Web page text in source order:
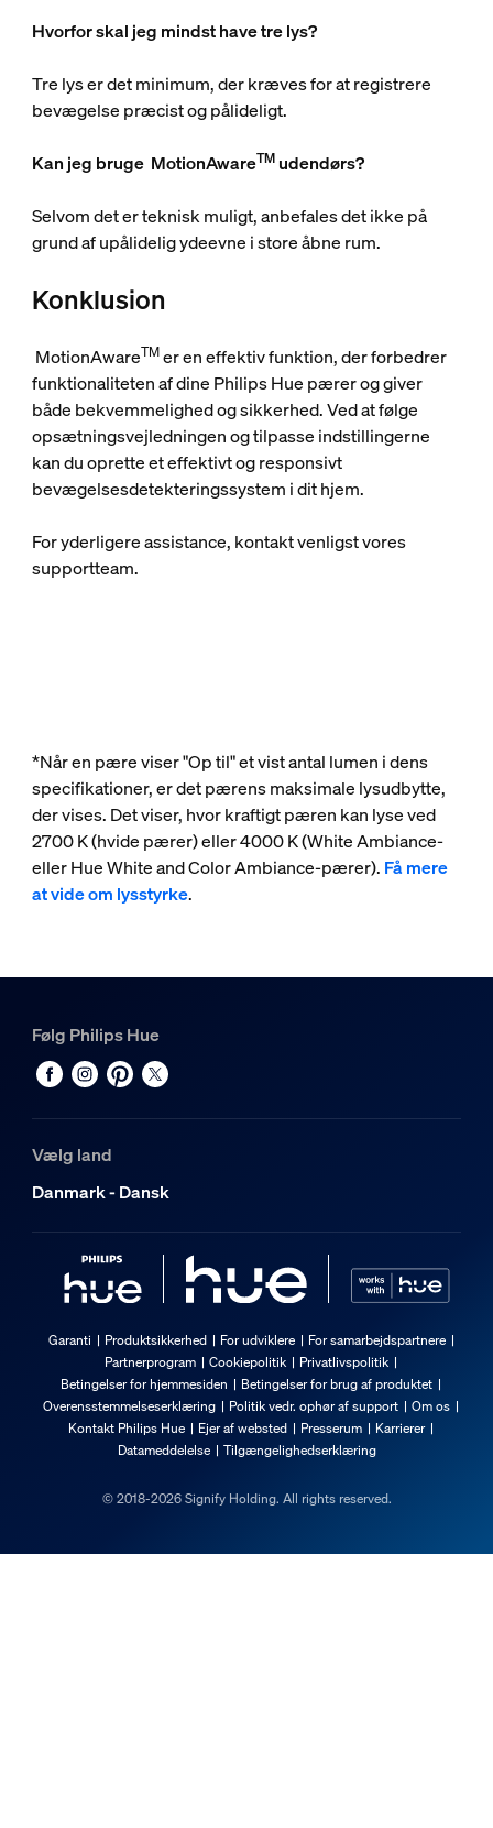
Hvorfor skal jeg mindst have tre lys?
Tre lys er det minimum, der kræves for at registrere
bevægelse præcist og pålideligt.
Kan jeg bruge MotionAwareTMudendørs?
Selvom det er teknisk muligt, anbefales det ikke på
grund af upålidelig ydeevne i store åbne rum.
Konklusion
MotionAwareTMer en effektiv funktion, der forbedrer
funktionaliteten af dine Philips Hue pærer og giver
både bekvemmelighed og sikkerhed. Ved at følge
opsætningsvejledningen og tilpasse indstillingerne
kan du oprette et effektivt og responsivt
bevægelsesdetekteringssystem i dit hjem.
For yderligere assistance, kontakt venligst vores
supportteam.
*Når en pære viser "Op til" et vist antal lumen i dens
specifikationer, er det pærens maksimale lysudbytte,
der vises. Det viser, hvor kraftigt pæren kan lyse ved
2700 K (hvide pærer) eller 4000 K (White Ambiance-
eller Hue White and Color Ambiance-pærer). Få mere
at vide om lysstyrke.
Følg Philips Hue
Vælg land
Danmark - Dansk
Garanti Produktsikkerhed For udviklere
For samarbejdspartnere
Partnerprogram
Cookiepolitik
Privatlivspolitik
Betingelser for hjemmesiden
Betingelser for brug af produktet
Overensstemmelseserklæring
Politik vedr. ophør af support
Om os
Kontakt Philips Hue
Ejer af websted Presserum
Karrierer
Datameddelelse
Tilgængelighedserklæring
© 2018-2026 Signify Holding. All rights reserved.